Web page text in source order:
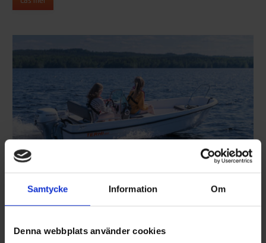
Samtycke Information Om
Denna webbplats använder cookies
praktisk mittpulpet. Pulpetlösningen ger utmärkt körkänsla och